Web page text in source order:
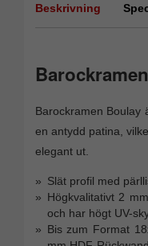
Beskrivning
Barockramen
en antydd patina,
elegant ut.
Slät profil med
Högkvalitativt 2
och har högt UV-
Bis zum Format